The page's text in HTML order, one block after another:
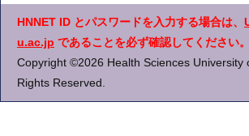
HNNET ID とパスワードを入力する場合は、
u.ac.jp であることを必ず確認してください。
Copyright ©2026 Health Sciences University
Rights Reserved.